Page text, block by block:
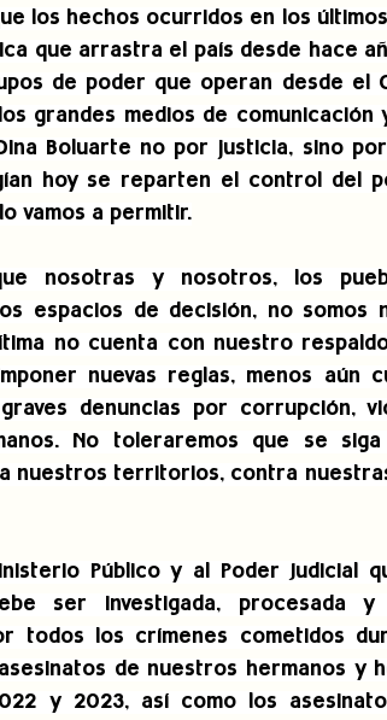
que los hechos ocurridos en los
que arrastra el país desde hace
de poder que operan desde el
grandes medios de comunicación
Boluarte no por justicia, sino
hoy se reparten el control del
vamos a permitir.
que nosotras y nosotros, los
espacios de decisión, no somos
no cuenta con nuestro
nuevas reglas, menos aún
denuncias por corrupción,
No toleraremos que se
nuestros territorios, contra
Público y al Poder
ser investigada, procesada
todos los crímenes cometidos
de nuestros hermanos y
y 2023, así como los